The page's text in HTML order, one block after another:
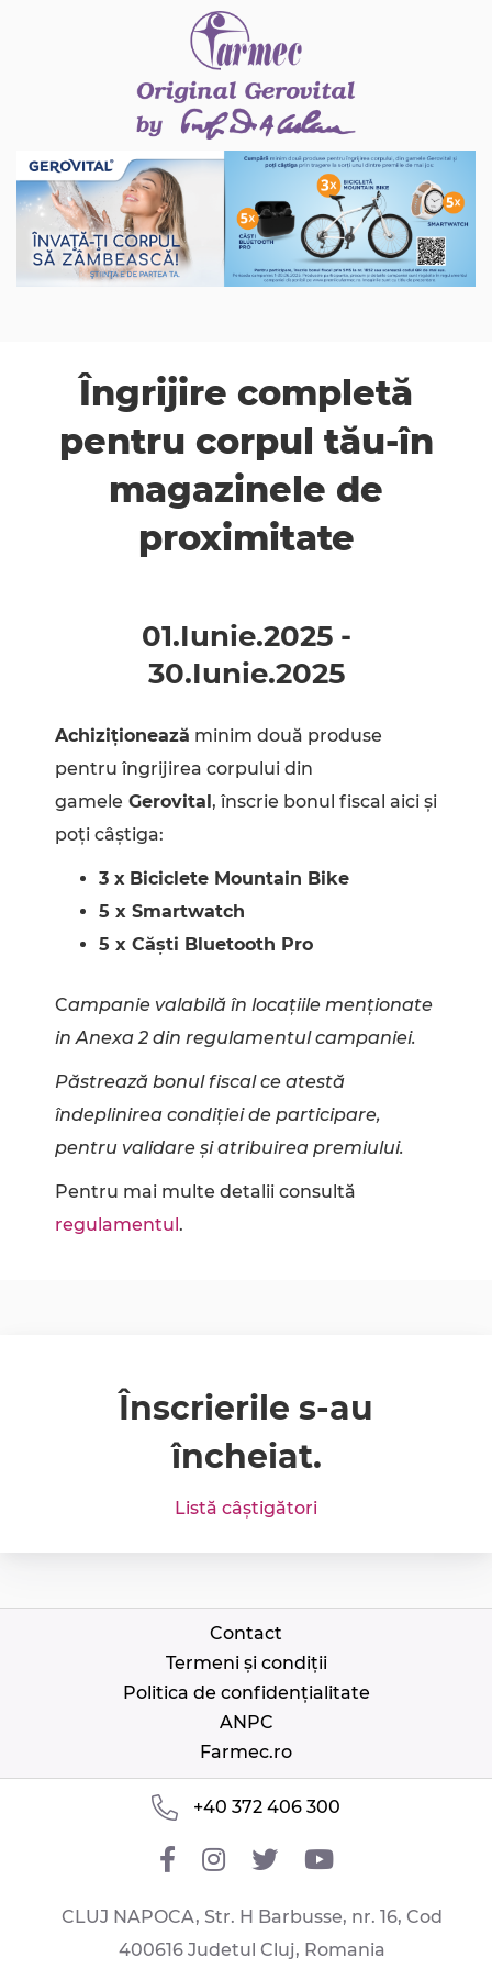
Îngrijire completă
pentru corpul tău-în
magazinele de
proximitate
01.Iunie.2025-
30.Iunie.2025
Achiziționează minim două produse
pentru îngrijirea corpului din
gamele Gerovital, înscrie bonul fiscal aici și
poți câștiga:
3 x Biciclete Mountain Bike
5 x Smartwatch
5 x Căști Bluetooth Pro
Campanie valabilă în locațiile menționate
in Anexa 2 din regulamentul campaniei.
Păstrează bonul fiscal ce atestă
îndeplinirea condiției de participare,
pentru validare și atribuirea premiului.
Pentru mai multe detalii consultă
regulamentul.
Înscrierile s-au
încheiat.
Listă câștigători
Contact
Termeni și condiții
Politica de confidențialitate
ANPC
Farmec.ro
+40 372 406 300
CLUJ NAPOCA, Str. H Barbusse, nr. 16, Cod
400616 Judetul Cluj, Romania